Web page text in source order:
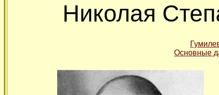
Николая
Основные